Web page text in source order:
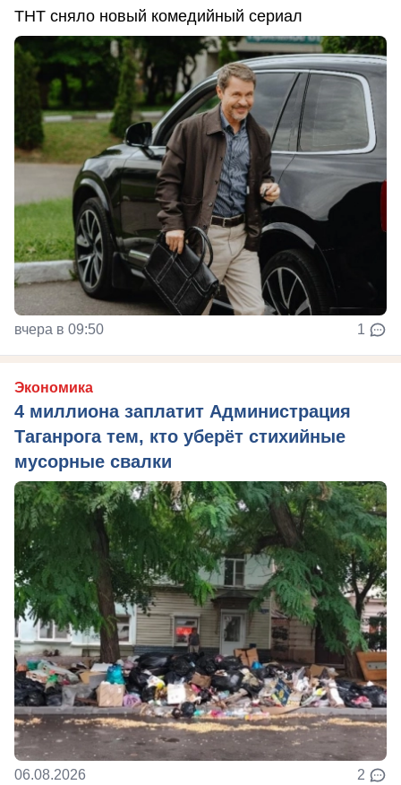
ТНТ сняло новый комедийный сериал
вчера в 09:50 1
Экономика
4 миллиона заплатит Администрация
Таганрога тем, кто уберёт стихийные
мусорные свалки
06.08.2026 2